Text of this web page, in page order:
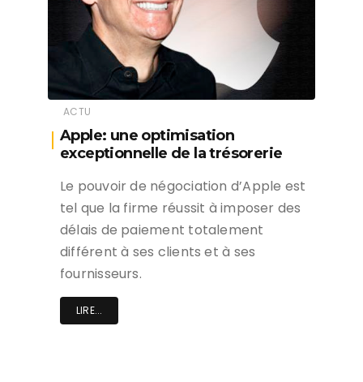
ACTU
Apple: une optimisation
exceptionnelle de la trésorerie
Le pouvoir de négociation d’Apple est
tel que la firme réussit à imposer des
délais de paiement totalement
différent à ses clients et à ses
fournisseurs.
LIRE...